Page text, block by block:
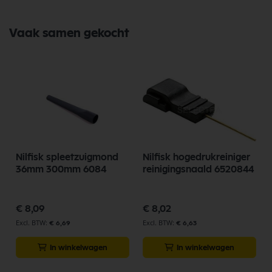
Vaak samen gekocht
Nilfisk spleetzuigmond
36mm 300mm 6084
€ 8,09
€ 6,69
In winkelwagen
Nilfisk hogedrukreiniger
reinigingsnaald 6520844
€ 8,02
€ 6,63
In winkelwagen